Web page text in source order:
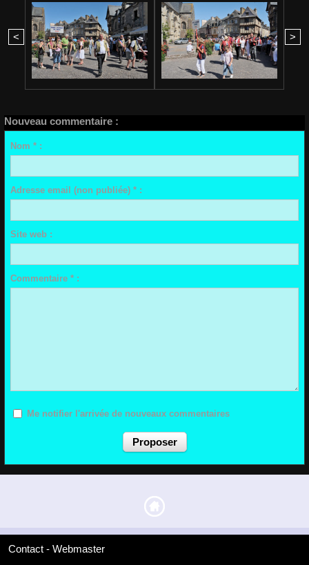
< >
Nouveau commentaire :
Nom * :
Adresse email (non publiée) * :
Site web :
Commentaire * :
Me notifier l'arrivée de nouveaux commentaires
Contact - Webmaster